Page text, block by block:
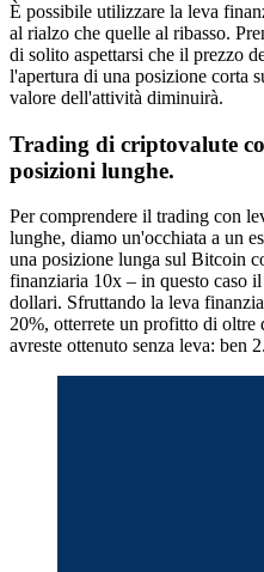
È possibile utilizzare la leva
al rialzo che quelle al ribasso.
di solito aspettarsi che il prezzo
l'apertura di una posizione corta
valore dell'attività diminuirà.
Trading di criptovalute
posizioni lunghe.
Per comprendere il trading con
lunghe, diamo un'occhiata a un
una posizione lunga sul Bitcoin
finanziaria 10x – in questo caso
dollari. Sfruttando la leva
20%, otterrete un profitto di oltre
avreste ottenuto senza leva: ben